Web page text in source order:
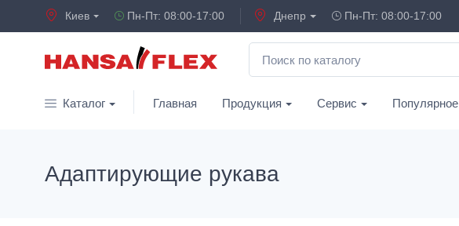
Киев Пн-Пт: 08:00-17:00 Днепр Пн-Пт: 08:00-17:00
Каталог Главная Продукция Сервис Популярное
Адаптирующие рукава